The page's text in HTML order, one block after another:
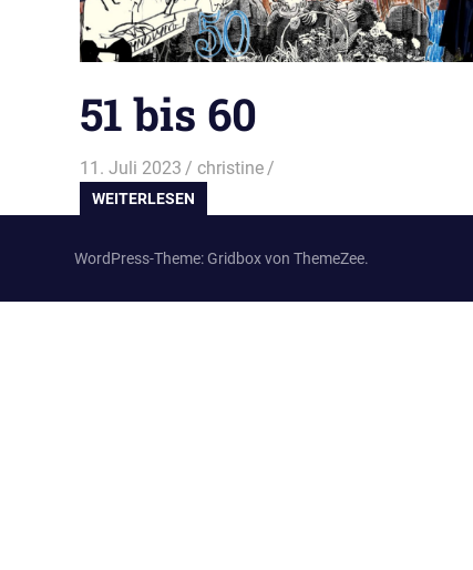
51 bis 60
11. Juli 2023 christine
WEITERLESEN
WordPress-Theme: Gridbox von ThemeZee.